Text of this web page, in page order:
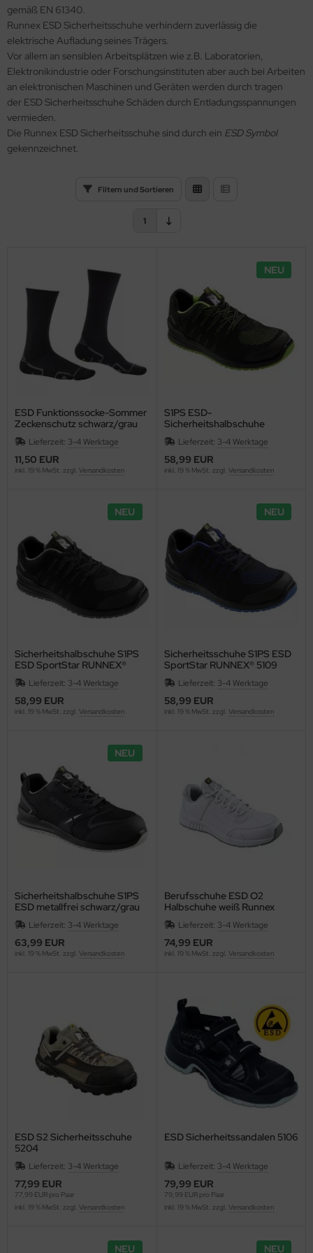
gemäß EN 61340.
Runnex ESD Sicherheitsschuhe verhindern zuverlässig die
elektrische Aufladung seines Trägers.
Vor allem an sensiblen Arbeitsplätzen wie z.B. Laboratorien,
Elektronikindustrie oder Forschungsinstituten aber auch bei Arbeiten
an elektronischen Maschinen und Geräten werden durch tragen
der ESD Sicherheitsschuhe Schäden durch Entladungsspannungen
vermieden.
Die Runnex ESD Sicherheitsschuhe sind durch ein ESD Symbol
gekennzeichnet.
Filtern und Sortieren
1
ESD Funktionssocke-Sommer
Zeckenschutz schwarz/grau
RUNNEX®
Lieferzeit: 3-4 Werktage
11,50 EUR
inkl. 19 % MwSt. zzgl. Versandkosten
NEU
S1PS ESD-
Sicherheitshalbschuhe
SportStar RUNNEX® 5107
Lieferzeit: 3-4 Werktage
58,99 EUR
inkl. 19 % MwSt. zzgl. Versandkosten
NEU
Sicherheitshalbschuhe S1PS
ESD SportStar RUNNEX®
5108
Lieferzeit: 3-4 Werktage
58,99 EUR
inkl. 19 % MwSt. zzgl. Versandkosten
NEU
Sicherheitsschuhe S1PS ESD
SportStar RUNNEX® 5109
Lieferzeit: 3-4 Werktage
58,99 EUR
inkl. 19 % MwSt. zzgl. Versandkosten
NEU
Sicherheitshalbschuhe S1PS
ESD metallfrei schwarz/grau
RUNNEX® SportStar 5115
Lieferzeit: 3-4 Werktage
63,99 EUR
inkl. 19 % MwSt. zzgl. Versandkosten
Berufsschuhe ESD O2
Halbschuhe weiß Runnex
Sportstar
Lieferzeit: 3-4 Werktage
74,99 EUR
inkl. 19 % MwSt. zzgl. Versandkosten
ESD S2 Sicherheitsschuhe
5204
Lieferzeit: 3-4 Werktage
77,99 EUR
77,99 EUR pro Paar
inkl. 19 % MwSt. zzgl. Versandkosten
ESD Sicherheitssandalen 5106
Lieferzeit: 3-4 Werktage
79,99 EUR
79,99 EUR pro Paar
inkl. 19 % MwSt. zzgl. Versandkosten
NEU NEU